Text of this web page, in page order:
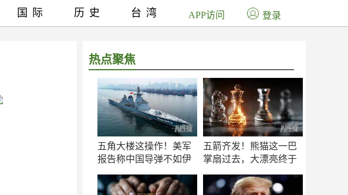
热点聚焦
五角大楼这操作！美军
报告称中国导弹不如伊
五箭齐发！熊猫这一巴
掌扇过去，大漂亮终于
国际 历史 台湾 APP访问 登录